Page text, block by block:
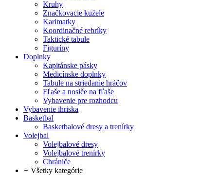
Kruhy
Značkovacie kužele
Karimatky
Koordinačné rebríky
Taktické tabule
Figuríny
Doplnky
Kapitánske pásky
Medicínske doplnky
Tabule na striedanie hráčov
Fľaše a nosiče na fľaše
Vybavenie pre rozhodcu
Vybavenie ihriska
Basketbal
Basketbalové dresy a trenírky
Volejbal
Volejbalové dresy
Volejbalové trenírky
Chrániče
+ Všetky kategórie